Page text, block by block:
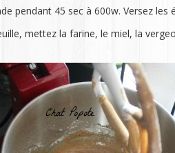
pendant 45 sec à 600w. Versez
mettez la farine, le miel, la